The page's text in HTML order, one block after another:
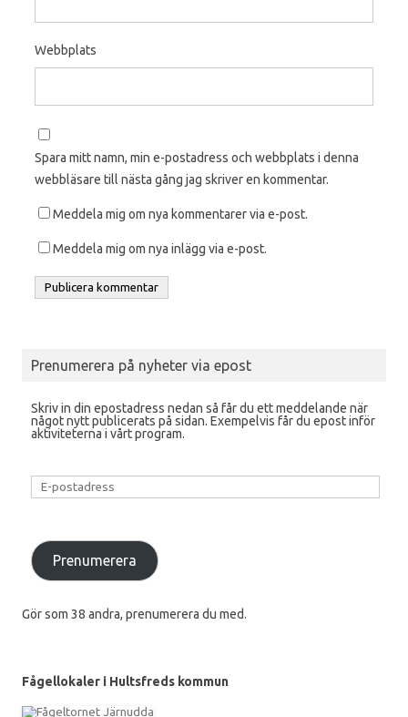
Webbplats
Spara mitt namn, min e-postadress och webbplats i denna
webbläsare till nästa gång jag skriver en kommentar.
Meddela mig om nya kommentarer via e-post.
Meddela mig om nya inlägg via e-post.
Prenumerera på nyheter via epost
Skriv in din epostadress nedan så får du ett meddelande när
något nytt publicerats på sidan. Exempelvis får du epost inför
aktiviteterna i vårt program.
E-
postadress
Prenumerera
Gör som 38 andra, prenumerera du med.
Fågellokaler i Hultsfreds kommun